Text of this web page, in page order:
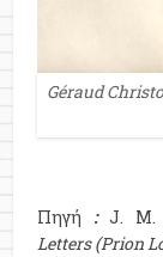
Géraud
Πηγή : J. M.
Letters (Prion